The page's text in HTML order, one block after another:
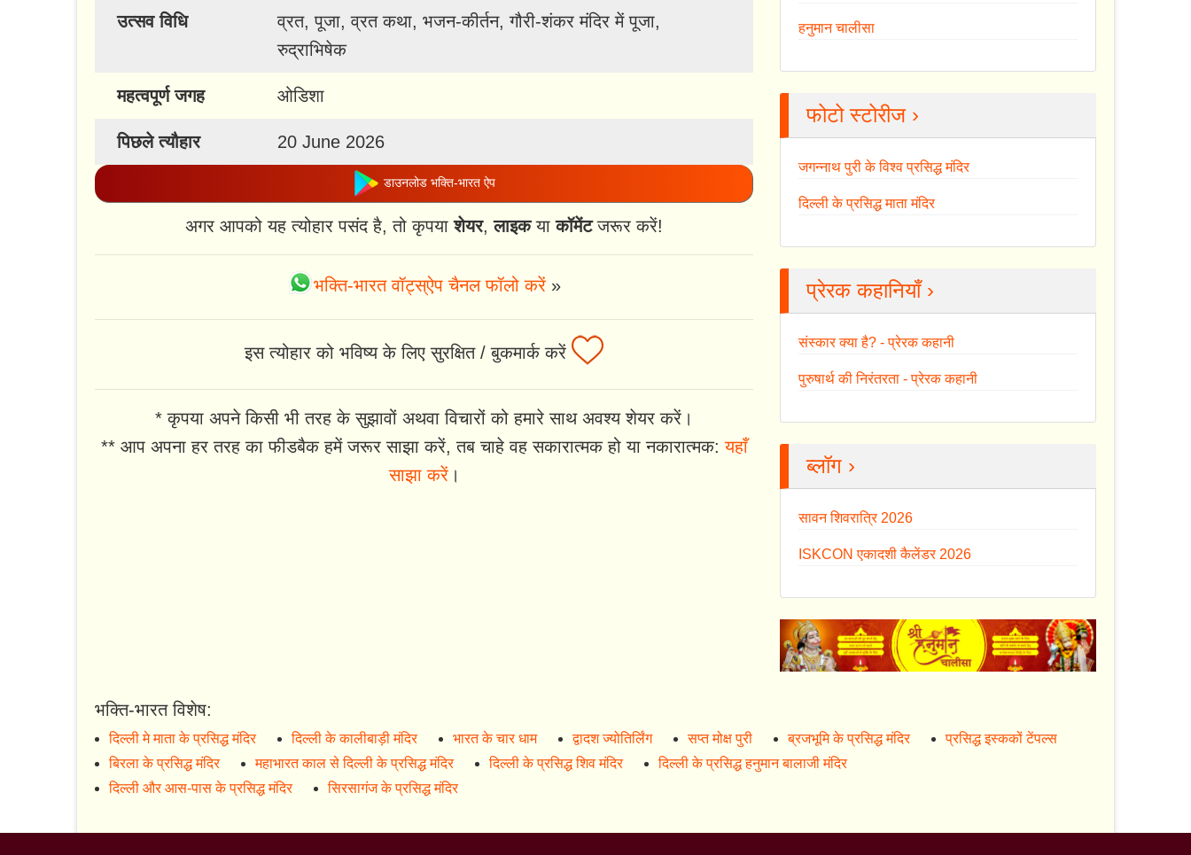
उत्सव विधि
व्रत, पूजा, व्रत कथा, भजन-कीर्तन, गौरी-शंकर मंदिर में पूजा,
रुद्राभिषेक
महत्वपूर्ण जगह ओडिशा
पिछले त्यौहार 20 June 2026
डाउनलोड भक्ति-भारत ऐप
अगर आपको यह त्योहार पसंद है, तो कृपयाशेयर,लाइकयाकॉमेंटजरूर करें!
भक्ति-भारत वॉट्स्ऐप चैनल फॉलो करें »
इस त्योहार को भविष्य के लिए सुरक्षित / बुकमार्क करें
* कृपया अपने किसी भी तरह के सुझावों अथवा विचारों को हमारे साथ अवश्य शेयर करें।
** आप अपना हर तरह का फीडबैक हमें जरूर साझा करें, तब चाहे वह सकारात्मक हो या नकारात्मक:यहाँ
साझा करें।
हनुमान चालीसा
फोटो स्टोरीज ›
जगन्नाथ पुरी के विश्व प्रसिद्ध मंदिर
दिल्ली के प्रसिद्ध माता मंदिर
प्रेरक कहानियाँ ›
संस्कार क्या है? - प्रेरक कहानी
पुरुषार्थ की निरंतरता - प्रेरक कहानी
ब्लॉग ›
सावन शिवरात्रि 2026
ISKCON एकादशी कैलेंडर 2026
भक्ति-भारत विशेष:
दिल्ली मे माता के प्रसिद्ध मंदिर दिल्ली के कालीबाड़ी मंदिर भारत के चार धाम द्वादश ज्योतिर्लिंग सप्त मोक्ष पुरी ब्रजभूमि के प्रसिद्ध मंदिर
प्रसिद्ध इस्ककों टेंपल्स
बिरला के प्रसिद्ध मंदिर
महाभारत काल से दिल्ली के प्रसिद्ध मंदिर दिल्ली के प्रसिद्ध शिव मंदिर
दिल्ली के प्रसिद्ध हनुमान बालाजी मंदिर
दिल्ली और आस-पास के प्रसिद्ध मंदिर
सिरसागंज के प्रसिद्ध मंदिर